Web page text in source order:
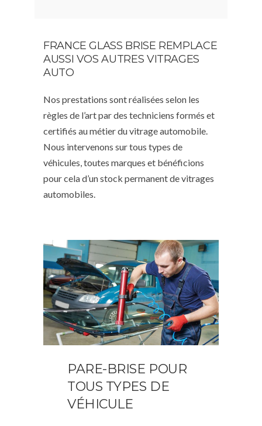
FRANCE GLASS BRISE REMPLACE
AUSSI VOS AUTRES VITRAGES
AUTO
Nos prestations sont réalisées selon les
règles de l’art par des techniciens formés et
certifiés au métier du vitrage automobile.
Nous intervenons sur tous types de
véhicules, toutes marques et bénéficions
pour cela d’un stock permanent de vitrages
automobiles.
PARE-BRISE POUR
TOUS TYPES DE
VÉHICULE